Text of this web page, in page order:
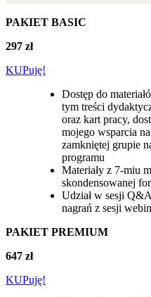
PAKIET BASIC
297 zł
KUPuję!
Dostęp do
tym treści
oraz kart pracy,
mojego wsparcia
zamkniętej grupie
programu
Materiały z 7-miu
skondensowanej
Udział w sesji
nagrań z sesji
PAKIET PREMIUM
647 zł
KUPuję!